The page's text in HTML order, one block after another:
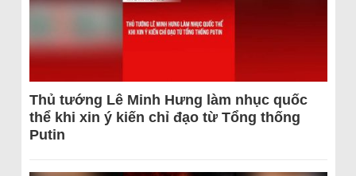
Thủ tướng Lê Minh Hưng làm nhục quốc
thể khi xin ý kiến chỉ đạo từ Tổng thống
Putin